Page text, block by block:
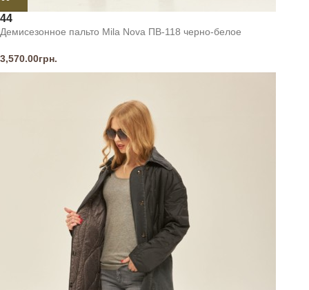
44
Демисезонное пальто Mila Nova ПВ-118 черно-белое
3,570.00грн.